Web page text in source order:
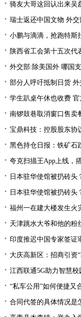
骑友大哥这回认出来吴
瑞士返还中国文物 外
小鹏与滴滴，抢跑特斯
陕西省工会第十五次代
外交部:除美国外 哪国
部分人呼吁抵制日货
学生趴桌午休也收费
南锣鼓巷取消窗口售卖
宝鼎科技：控股股东协议转
黑色持仓日报：铁矿石
夸克扫描王App上线，
日本驻华使馆被扔砖
日本驻华使馆被扔砖
福州一在建大楼发生火
天津跳水大爷和他的粉
印度推迟中国专家签证
大庆高新区：招商引资
江西联通5G助力智慧
“私车公用”如何便捷又
合同代签的具体情况是